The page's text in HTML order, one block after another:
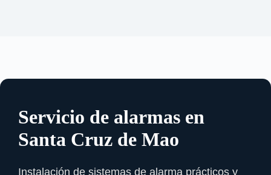
Servicio de alarmas en
Santa Cruz de Mao
Instalación de sistemas de alarma prácticos y